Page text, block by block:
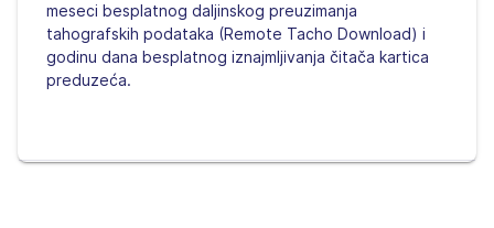
meseci besplatnog daljinskog preuzimanja
tahografskih podataka (Remote Tacho Download) i
godinu dana besplatnog iznajmljivanja čitača kartica
preduzeća.